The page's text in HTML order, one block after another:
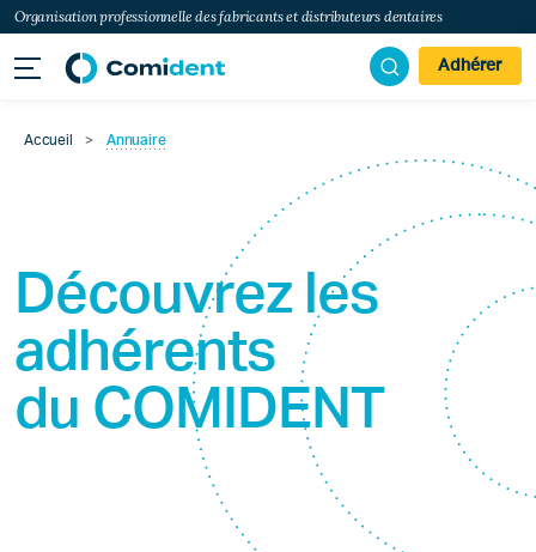
Organisation professionnelle des fabricants et distributeurs dentaires
Adhérer
Accueil > Annuaire
Découvrez les
adhérents
du COMIDENT